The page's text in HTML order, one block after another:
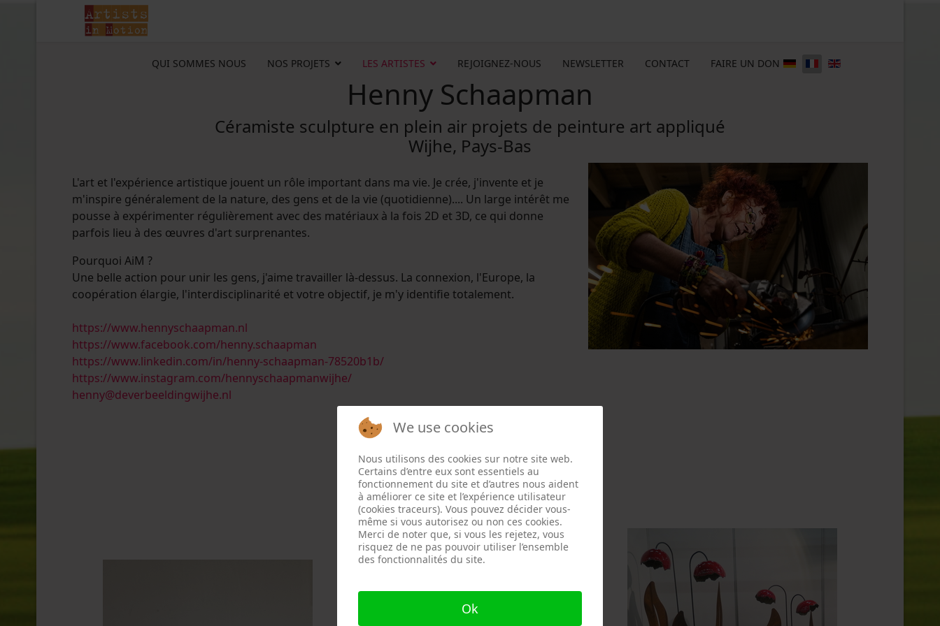
QUI SOMMES NOUS NOS PROJETS LES ARTISTES REJOIGNEZ-NOUS NEWSLETTER CONTACT FAIRE UN DON
Henny Schaapman
Céramiste sculpture en plein air projets de peinture art appliqué
Wijhe, Pays-Bas
L'art et l'expérience artistique jouent un rôle important dans ma vie. Je crée, j'invente et je
m'inspire généralement de la nature, des gens et de la vie (quotidienne).... Un large intérêt me
pousse à expérimenter régulièrement avec des matériaux à la fois 2D et 3D, ce qui donne
parfois lieu à des œuvres d'art surprenantes.
Pourquoi AiM ?
Une belle action pour unir les gens, j'aime travailler là-dessus. La connexion, l'Europe, la
coopération élargie, l'interdisciplinarité et votre objectif, je m'y identifie totalement.
https://www.hennyschaapman.nl
https://www.facebook.com/henny.schaapman
https://www.linkedin.com/in/henny-schaapman-78520b1b/
https://www.instagram.com/hennyschaapmanwijhe/
henny@deverbeeldingwijhe.nl
We use cookies
Nous utilisons des cookies sur notre site web.
Certains d’entre eux sont essentiels au
fonctionnement du site et d’autres nous aident
à améliorer ce site et l’expérience utilisateur
(cookies traceurs). Vous pouvez décider vous-
même si vous autorisez ou non ces cookies.
Merci de noter que, si vous les rejetez, vous
risquez de ne pas pouvoir utiliser l’ensemble
des fonctionnalités du site.
Ok